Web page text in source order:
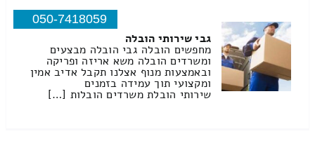
050-7418059
גבי שירותי הובלה
מחפשים הובלה גבי הובלה מבצעים
ומשרדים הובלה משא אריזה ופריקה
ובאמצעות מנוף אצלנו תקבל אדיב אמין
ומקצועי תוך עמידה בזמנים
שירותי הובלת משרדים הובלות […]